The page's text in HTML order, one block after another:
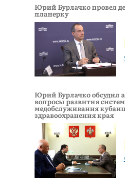
Юрий Бурлачко провел
планерку
Юрий Бурлачко обсудил
вопросы развития
медобслуживания
здравоохранения края